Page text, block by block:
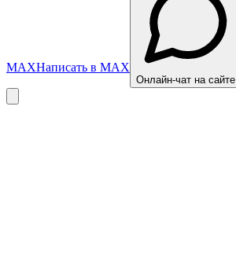
MAXНаписать в MAX
Онлайн-чат на сайте